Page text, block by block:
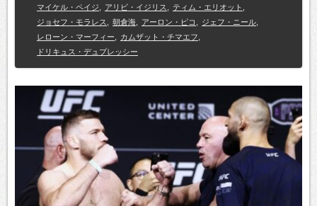
マイケル・ペイジ アリビ・イジリス ティム・エリオット
ジョセフ・モラレス
朝倉海 アーロン・ピコ ジェフ・ニール
レローン・マーフィー
カムザット・チマエフ
ドリキュス・デュプレッシー